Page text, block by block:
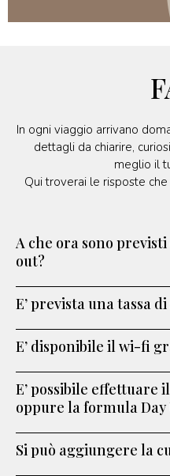
In ogni viaggio arrivano
dettagli da chiarire,
meglio il
Qui troverai le risposte
A che ora sono
out?
E’ prevista una tassa
E’ disponibile il wi-fi
E’ possibile effettuare
oppure la formula Day
Si può aggiungere la